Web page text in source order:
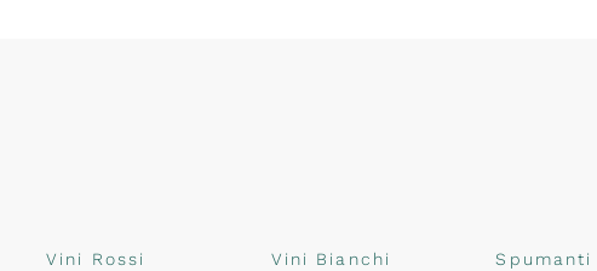
Vini Rossi Vini Bianchi Spumanti